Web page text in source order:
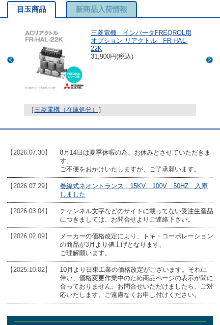
目玉商品 新商品入荷情報
三菱電機 インバータFREQROL用
オプション リアクトル FR-HAL-
22K
31,900円(税込)
［三菱電機（在庫処分） ］
【2026.07.30】
8月14日は夏季休暇の為、お休みとさせていただきま
す。
ご不便をおかけいたしますが、ご了承願います。
【2026.07.29】
巻線式ネオントランス 15KV 100V 50HZ 入庫
しました
【2026.03.04】
チャンネル文字などのサイトに載ってない受注生産品
につきましては、お問合せよりご連絡下さい。
【2026.02.09】
メーカーの価格改定により、トキ・コーポレーション
の商品が3月より値上げとなります。
ご理解願います。
【2025.10.02】
10月より日東工業の価格改定がございます。それに
伴い、価格変更作業中のため商品ページの表示が間に
合っておりません。お問合せいただけましたら、ご対
応いたします。ご遠慮なくお申し付けください。